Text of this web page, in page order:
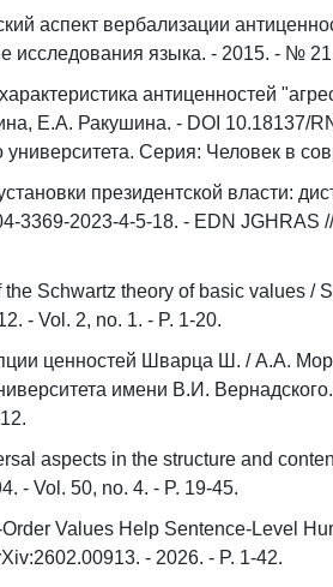
аспект вербализации
исследования языка. - 2015. - №
антиценностей
Е.А. Ракушина. - DOI 10.18137/
университета. Серия: Человек в
президентской власти:
3369-2023-4-5-18. - EDN
Schwartz theory of basic values /
- Vol. 2, no. 1. - P. 1-20.
ценностей Шварца Ш. / А.А.
имени В.И.
aspects in the structure and
- Vol. 50, no. 4. - P. 19-45.
Values Help Sentence-Level
- 2026. - P. 1-42.